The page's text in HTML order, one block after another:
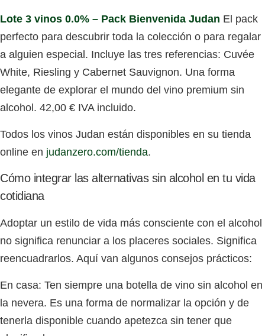
Lote 3 vinos 0.0% – Pack Bienvenida Judan El pack
perfecto para descubrir toda la colección o para regalar
a alguien especial. Incluye las tres referencias: Cuvée
White, Riesling y Cabernet Sauvignon. Una forma
elegante de explorar el mundo del vino premium sin
alcohol. 42,00 € IVA incluido.
Todos los vinos Judan están disponibles en su tienda
online en judanzero.com/tienda.
Cómo integrar las alternativas sin alcohol en tu vida
cotidiana
Adoptar un estilo de vida más consciente con el alcohol
no significa renunciar a los placeres sociales. Significa
reencuadrarlos. Aquí van algunos consejos prácticos:
En casa: Ten siempre una botella de vino sin alcohol en
la nevera. Es una forma de normalizar la opción y de
tenerla disponible cuando apetezca sin tener que